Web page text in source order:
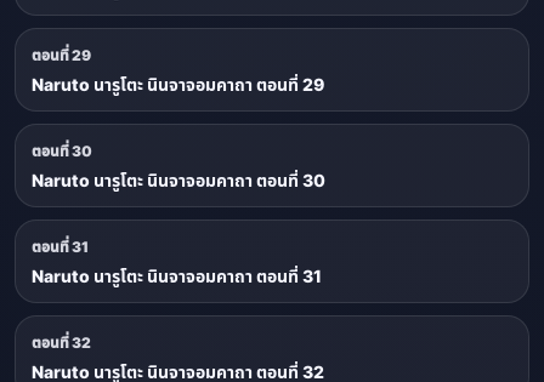
ตอนที่ 29
Naruto นารูโตะ นินจาจอมคาถา ตอนที่ 29
ตอนที่ 30
Naruto นารูโตะ นินจาจอมคาถา ตอนที่ 30
ตอนที่ 31
Naruto นารูโตะ นินจาจอมคาถา ตอนที่ 31
ตอนที่ 32
Naruto นารูโตะ นินจาจอมคาถา ตอนที่ 32